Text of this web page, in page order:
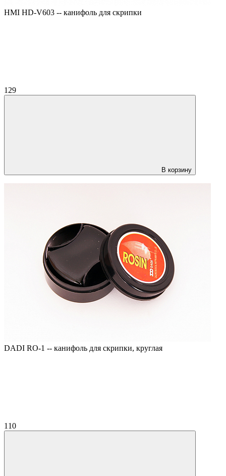
HMI HD-V603 -- канифоль для скрипки
129
В корзину
DADI RO-1 -- канифоль для скрипки, круглая
110